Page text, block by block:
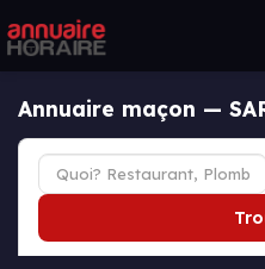
Annuaire maçon —